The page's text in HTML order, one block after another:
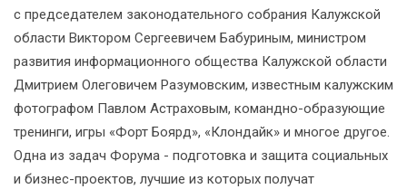
с председателем законодательного собрания Калужской
области Виктором Сергеевичем Бабуриным, министром
развития информационного общества Калужской области
Дмитрием Олеговичем Разумовским, известным калужским
фотографом Павлом Астраховым, командно-образующие
тренинги, игры «Форт Боярд», «Клондайк» и многое другое.
Одна из задач Форума - подготовка и защита социальных
и бизнес-проектов, лучшие из которых получат